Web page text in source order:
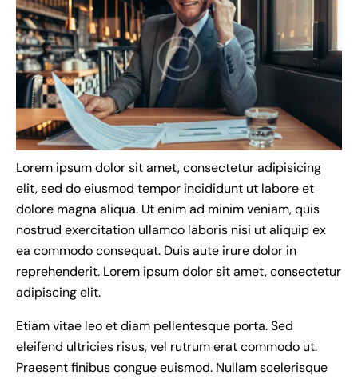
Lorem ipsum dolor sit amet, consectetur adipisicing
elit, sed do eiusmod tempor incididunt ut labore et
dolore magna aliqua. Ut enim ad minim veniam, quis
nostrud exercitation ullamco laboris nisi ut aliquip ex
ea commodo consequat. Duis aute irure dolor in
reprehenderit. Lorem ipsum dolor sit amet, consectetur
adipiscing elit.
Etiam vitae leo et diam pellentesque porta. Sed
eleifend ultricies risus, vel rutrum erat commodo ut.
Praesent finibus congue euismod. Nullam scelerisque